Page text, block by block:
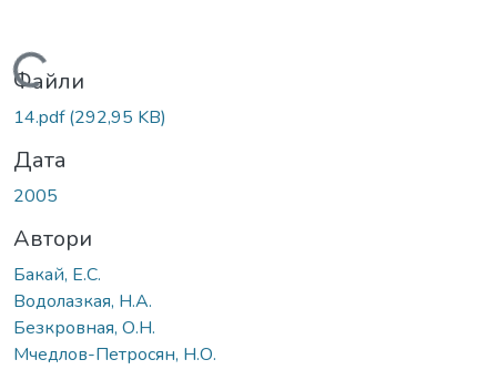
Вантажиться...
Файли
14.pdf(292,95 KB)
Дата
2005
Автори
Бакай, Е.С.
Водолазкая, Н.А.
Безкровная, О.Н.
Мчедлов-Петросян, Н.О.